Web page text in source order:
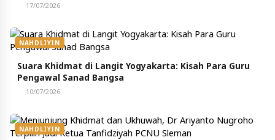
17/07/2026
NAHDLIYIN
Suara Khidmat di Langit Yogyakarta: Kisah Para Guru
Pengawal Sanad Bangsa
10/07/2026
NAHDLIYIN